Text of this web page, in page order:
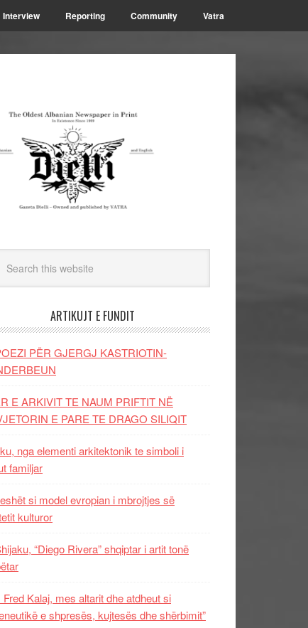
Interview Reporting Community Vatra
ARTIKUJT E FUNDIT
PËR GJERGJ KASTRIOTIN-
E ARKIVIT TE NAUM PRIFTIT NË
E PARE TE DRAGO SILIQIT
nga elementi arkitektonik te simboli i
familjar
si model evropian i mbrojtjes së
kulturor
“Diego Rivera” shqiptar i artit tonë
Fred Kalaj, mes altarit dhe atdheut si
e shpresës, kujtesës dhe shërbimit”